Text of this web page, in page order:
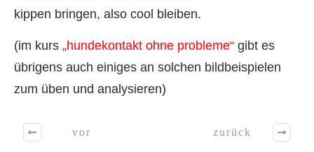
kippen bringen, also cool bleiben.
(im kurs „hundekontakt ohne probleme“ gibt es
übrigens auch einiges an solchen bildbeispielen
zum üben und analysieren)
vor zurück